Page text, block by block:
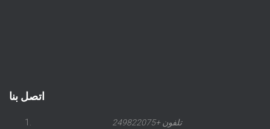
اتصل بنا
تلفون +249822075